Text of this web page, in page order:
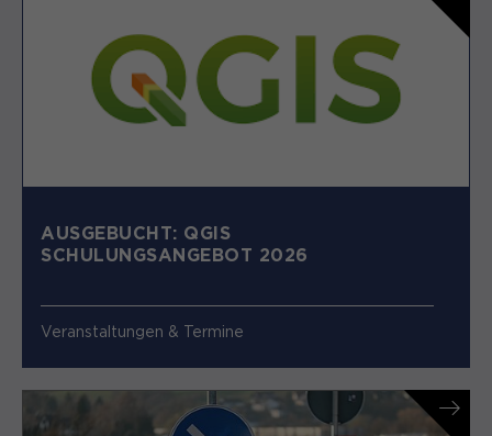
AUSGEBUCHT: QGIS
SCHULUNGSANGEBOT 2026
Veranstaltungen & Termine